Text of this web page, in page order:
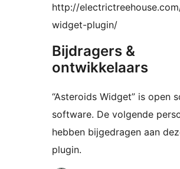
http://
widget-plugin/
Bijdragers &
ontwikkelaars
“Asteroids Widget” is open
software. De volgende
hebben bijgedragen aan
plugin.